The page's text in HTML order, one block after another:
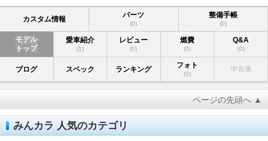
カスタム情報 パーツ
(0)
整備手帳
(0)
モデル
トップ
愛車紹介
(1)
レビュー
(0)
燃費
(0)
Q&A
(0)
ブログ スペック ランキング フォト
(0)
中古車
ページの先頭へ ▲
みんカラ 人気のカテゴリ